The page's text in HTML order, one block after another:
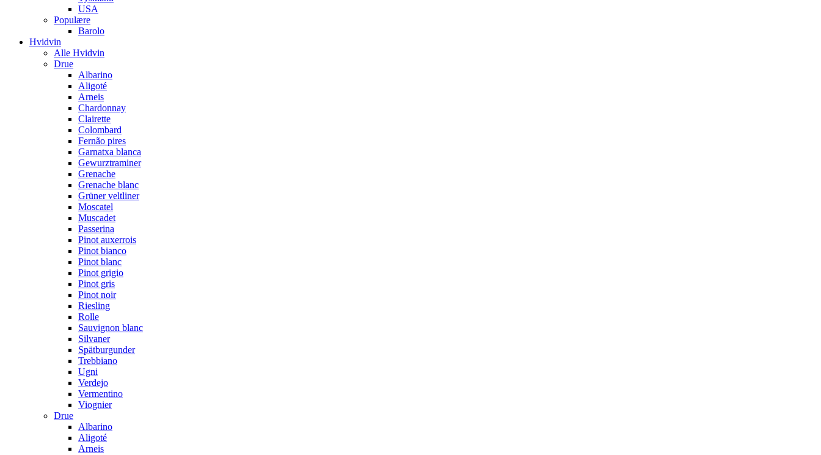
USA
Populære
Barolo
Hvidvin
Alle Hvidvin
Drue
Albarino
Aligoté
Arneis
Chardonnay
Clairette
Colombard
Fernão pires
Garnatxa blanca
Gewurztraminer
Grenache
Grenache blanc
Grüner veltliner
Moscatel
Muscadet
Passerina
Pinot auxerrois
Pinot bianco
Pinot blanc
Pinot grigio
Pinot gris
Pinot noir
Riesling
Rolle
Sauvignon blanc
Silvaner
Spätburgunder
Trebbiano
Ugni
Verdejo
Vermentino
Viognier
Drue
Albarino
Aligoté
Arneis